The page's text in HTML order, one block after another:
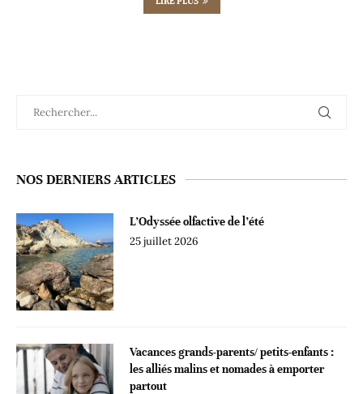
NOS DERNIERS ARTICLES
L’Odyssée olfactive de l’été
25 juillet 2026
Vacances grands-parents/ petits-enfants :
les alliés malins et nomades à emporter
partout